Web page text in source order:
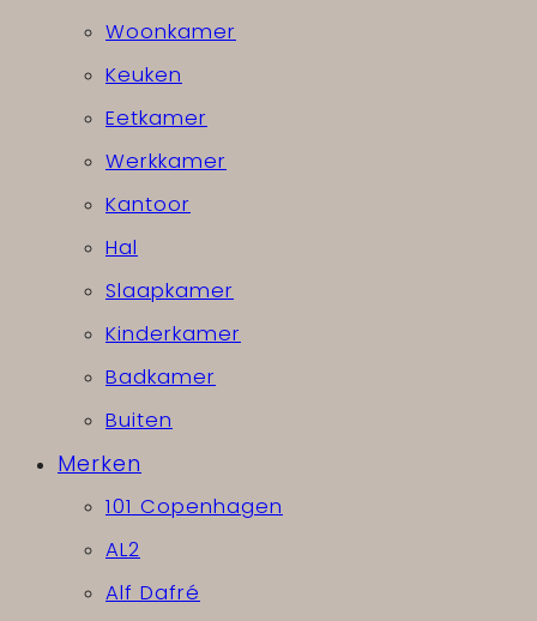
Woonkamer
Keuken
Eetkamer
Werkkamer
Kantoor
Hal
Slaapkamer
Kinderkamer
Badkamer
Buiten
Merken
101 Copenhagen
AL2
Alf Dafré